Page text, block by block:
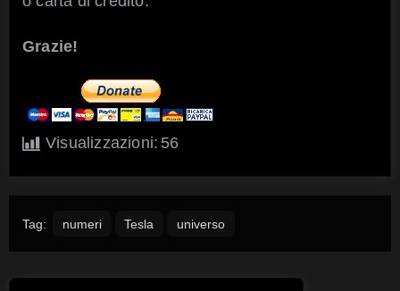
Grazie!
Visualizzazioni: 56
Tag: numeri Tesla universo